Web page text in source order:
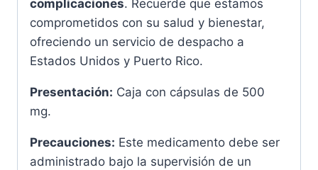
complicaciones. Recuerde que estamos
comprometidos con su salud y bienestar,
ofreciendo un servicio de despacho a
Estados Unidos y Puerto Rico.
Presentación: Caja con cápsulas de 500
mg.
Precauciones: Este medicamento debe ser
administrado bajo la supervisión de un